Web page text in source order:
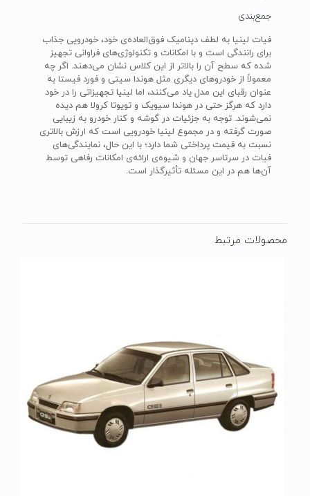
جمع‌بندی
فیات لینیا به لطف دینامیک فوق‌العاده‌ی خود، خودرویی جذاب
برای رانندگی است و با امکانات و تکنولوژی‌های فراوانی تجهیز
شده که سطح آن را بالاتر از این کلاس نشان می‌دهند. اگر چه
معمولاً از خودروهای دیگری مثل هوندا سیتی و فورد فیستا به
عنوان رقبای این مدل یاد می‌کنند، اما لینیا تجهیزاتی را در خود
دارد که هرگز حتی در هوندا سیویک و تویوتا کرولا هم دیده
نمی‌شوند. توجه به جزئیات در گوشه و کنار خودرو به زیبایی
صورت گرفته و در مجموع لینیا خودرویی است که ارزش بالاتری
نسبت به قیمت پرداختی شما دارد؛ با این حال، نمایندگی‌های
فیات در سرتاسر جهان و شیوه‌ی ارائه‌ی امکانات رفاهی توسط
آن‌ها هم در این مسئله تأثیرگذار است.
محصولات مرتبط